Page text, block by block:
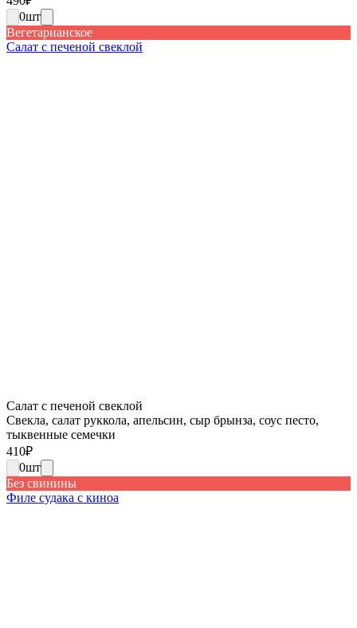
0шт
Вегетарианское
Салат с печеной свеклой
Салат с печеной свеклой
Свекла, салат руккола, апельсин, сыр брынза, соус песто,
тыквенные семечки
410₽
0шт
Без свинины
Филе судака с киноа